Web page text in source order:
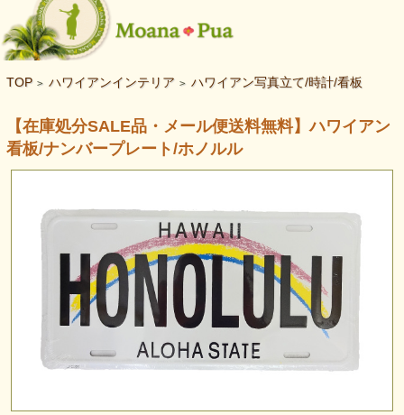
TOP > ハワイアンインテリア > ハワイアン写真立て/時計/看板
【在庫処分SALE品・メール便送料無料】ハワイアン
看板/ナンバープレート/ホノルル